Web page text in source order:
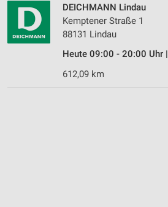
DEICHMANN Lindau
Kemptener Straße 1
88131 Lindau
Heute 09:00 - 20:00 Uhr |
612,09 km